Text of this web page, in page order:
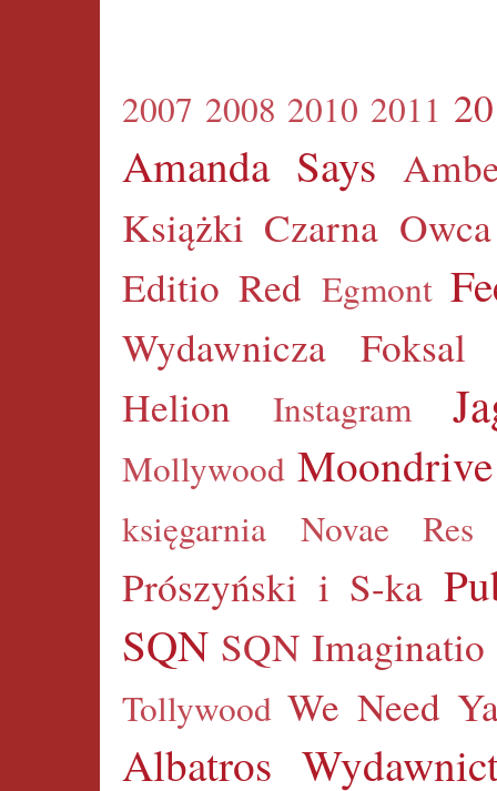
2007 2008 2010 2011
Amanda Says
Książki Czarna Owca
Editio Red Egmont
Wydawnicza Foksal
Helion
Instagram
Mollywood Moondrive
księgarnia Novae Res
Prószyński i S-ka
SQN SQN Imaginatio
Tollywood We Need
Albatros